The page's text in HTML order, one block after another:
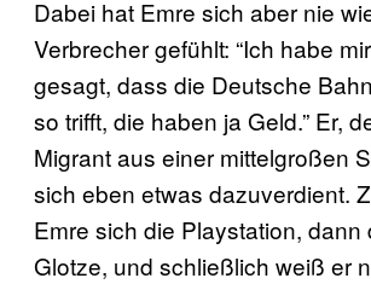
Dabei hat Emre sich aber nie
Verbrecher gefühlt: “Ich habe
gesagt, dass die Deutsche
so trifft, die haben ja Geld.” Er,
Migrant aus einer mittelgroßen
sich eben etwas dazuverdient.
Emre sich die Playstation, dann
Glotze, und schließlich weiß er